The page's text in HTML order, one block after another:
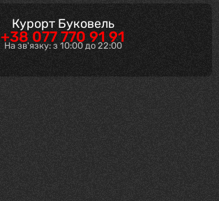
Курорт Буковель
+38 077 770 91 91
На зв'язку: з 10:00 до 22:00